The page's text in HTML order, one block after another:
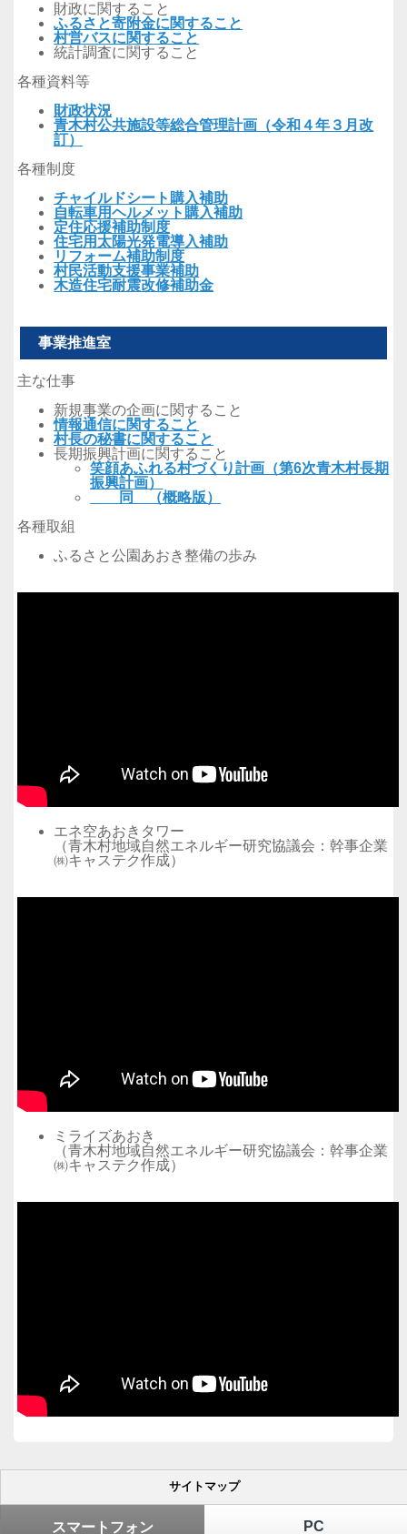
財政に関すること
ふるさと寄附金に関すること
村営バスに関すること
統計調査に関すること
各種資料等
財政状況
青木村公共施設等総合管理計画（令和４年３月改
訂）
各種制度
チャイルドシート購入補助
自転車用ヘルメット購入補助
定住応援補助制度
住宅用太陽光発電導入補助
リフォーム補助制度
村民活動支援事業補助
木造住宅耐震改修補助金
事業推進室
主な仕事
新規事業の企画に関すること
情報通信に関すること
村長の秘書に関すること
長期振興計画に関すること
笑顔あふれる村づくり計画（第6次青木村長期
振興計画）
同 （概略版）
各種取組
ふるさと公園あおき整備の歩み
エネ空あおきタワー
（青木村地域自然エネルギー研究協議会：幹事企業
㈱キャステク作成）
ミライズあおき
（青木村地域自然エネルギー研究協議会：幹事企業
㈱キャステク作成）
サイトマップ
PC
スマートフォン